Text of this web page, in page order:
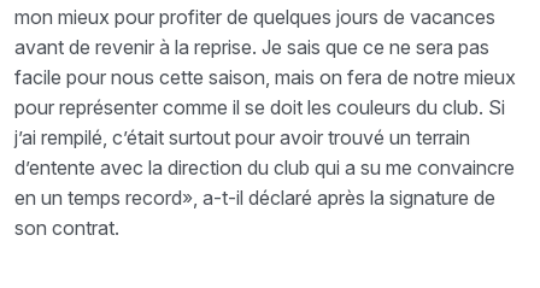
mon mieux pour profiter de quelques jours de vacances
avant de revenir à la reprise. Je sais que ce ne sera pas
facile pour nous cette saison, mais on fera de notre mieux
pour représenter comme il se doit les couleurs du club. Si
j’ai rempilé, c’était surtout pour avoir trouvé un terrain
d’entente avec la direction du club qui a su me convaincre
en un temps record», a-t-il déclaré après la signature de
son contrat.